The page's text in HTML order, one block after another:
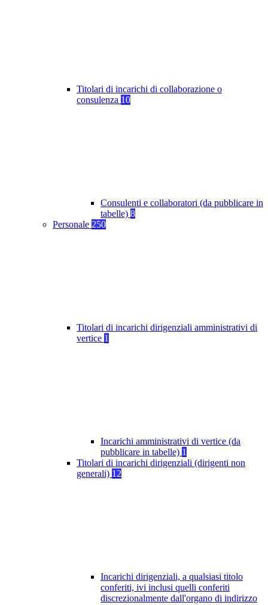
Titolari di incarichi di collaborazione o
consulenza 10
Consulenti e collaboratori (da pubblicare in
tabelle) 8
Personale 250
Titolari di incarichi dirigenziali amministrativi di
vertice 1
Incarichi amministrativi di vertice (da
pubblicare in tabelle) 1
Titolari di incarichi dirigenziali (dirigenti non
generali) 12
Incarichi dirigenziali, a qualsiasi titolo
conferiti, ivi inclusi quelli conferiti
discrezionalmente dall'organo di indirizzo